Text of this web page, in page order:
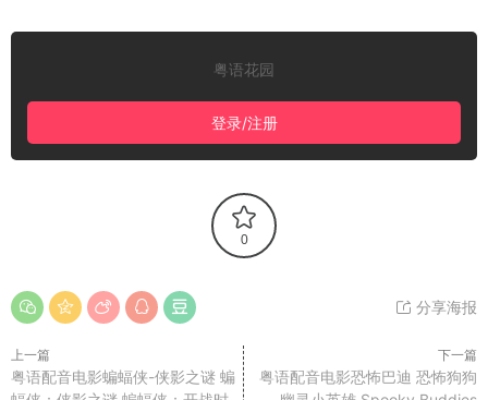
粤语花园
登录/注册
0
分享海报
上一篇
粤语配音电影蝙蝠侠-侠影之谜 蝙
下一篇
粤语配音电影恐怖巴迪 恐怖狗狗